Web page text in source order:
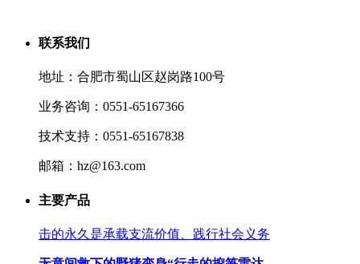
联系我们
地址：合肥市蜀山区赵岗路100号
业务咨询：0551-65167366
技术支持：0551-65167838
邮箱：hz@163.com
主要产品
击的永久是承载支流价值、践行社会义务